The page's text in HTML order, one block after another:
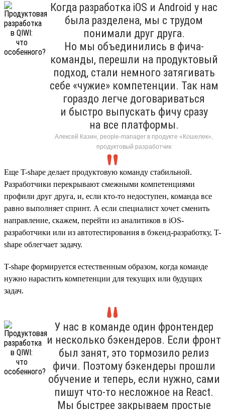
Когда разработка iOS и Android у нас
была разделена, мы с трудом
понимали друг друга.
Но мы объединились в фича-
команды, перешли на продуктовый
подход, стали немного затягивать
себе «чужие» компетенции. Так нам
гораздо легче договариваться
и быстро выпускать фичу сразу
на все платформы.
Алексей Казин, people-manager в продукте «Кошелек»,
продуктовый разработчик
Еще T-shape делает продуктовую команду стабильной.
Разработчики перекрывают смежными компетенциями
профили друг друга, и, если кто-то недоступен, команда все
равно выполняет спринт. А если специалист хочет сменить
направление, скажем, перейти из аналитиков в iOS-
разработчики или из автотестирования в бэкенд-разработку, T-
shape облегчает задачу.
T-shape формируется естественным образом, когда команде
нужно нарастить компетенции для текущих или будущих
задач.
У нас в команде один фронтендер
и несколько бэкендеров. Если фронт
был занят, это тормозило релиз
фичи. Поэтому бэкендеры прошли
обучение и теперь, если нужно, сами
пишут что-то несложное на React.
Мы быстрее закрываем простые